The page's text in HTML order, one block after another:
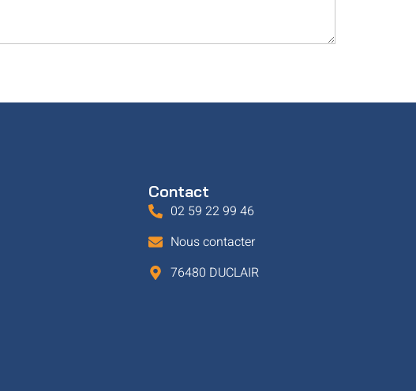
Contact
02 59 22 99 46
Nous contacter
76480 DUCLAIR